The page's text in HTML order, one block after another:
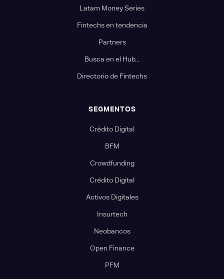
Latam Money Series
Fintechs en tendencia
Partners
Busca en el Hub...
Directorio de Fintechs
SEGMENTOS
Crédito Digital
BFM
Crowdfunding
Crédito Digital
Activos Digitales
Insurtech
Neobancos
Open Finance
PFM